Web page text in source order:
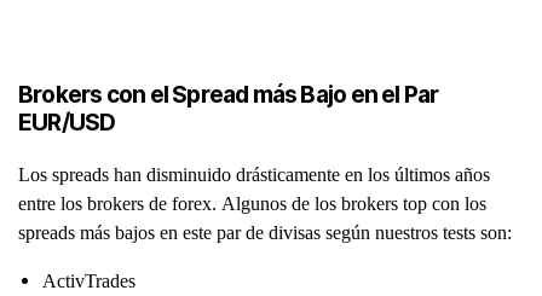
Brokers con el Spread más Bajo en el Par
EUR/USD
Los spreads han disminuido drásticamente en los últimos años
entre los brokers de forex. Algunos de los brokers top con los
spreads más bajos en este par de divisas según nuestros tests son:
ActivTrades